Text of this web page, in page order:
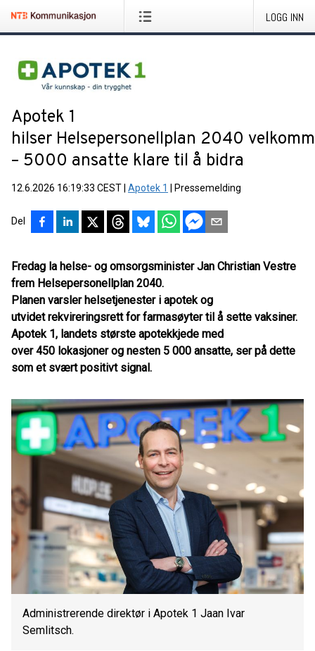
LOGG INN
Apotek 1
hilser Helsepersonellplan 2040
– 5000 ansatte klare til å bidra
12.6.2026 16:19:33 CEST Apotek 1 Pressemelding
Del
Fredag la helse- og omsorgsminister Jan Christian Vestre
frem Helsepersonellplan 2040.
Planen varsler helsetjenester i apotek og
utvidet rekvireringsrett for farmasøyter til å sette vaksiner.
Apotek 1, landets største apotekkjede med
over 450 lokasjoner og nesten 5 000 ansatte, ser på dette
som et svært positivt signal.
Administrerende direktør i Apotek 1 Jaan Ivar
Semlitsch.